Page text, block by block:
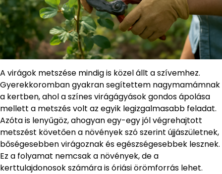
A virágok metszése mindig is közel állt a szívemhez.
Gyerekkoromban gyakran segítettem nagymamámnak
a kertben, ahol a színes virágágyások gondos ápolása
mellett a metszés volt az egyik legizgalmasabb feladat.
Azóta is lenyűgöz, ahogyan egy-egy jól végrehajtott
metszést követően a növények szó szerint újjászületnek,
bőségesebben virágoznak és egészségesebbek lesznek.
Ez a folyamat nemcsak a növények, de a
kerttulajdonosok számára is óriási örömforrás lehet.